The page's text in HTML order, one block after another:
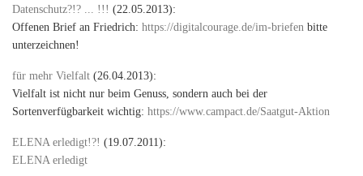
Datenschutz?!? ... !!! (22.05.2013):
Offenen Brief an Friedrich: https://digitalcourage.de/im-briefen bitte
unterzeichnen!
für mehr Vielfalt (26.04.2013):
Vielfalt ist nicht nur beim Genuss, sondern auch bei der
Sortenverfügbarkeit wichtig: https://www.campact.de/Saatgut-Aktion
ELENA erledigt!?! (19.07.2011):
ELENA erledigt